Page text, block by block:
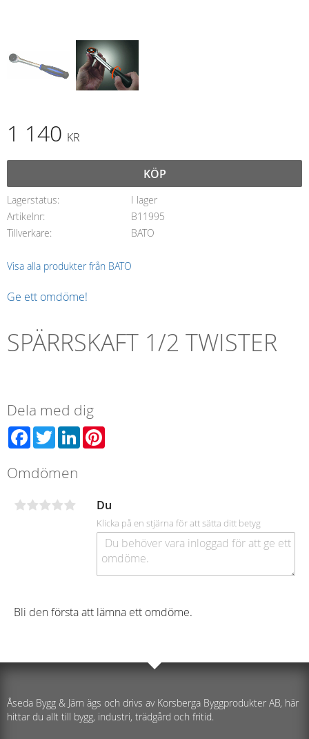
1 140 KR
KÖP
Lagerstatus
I lager
Artikelnr
B11995
Tillverkare
BATO
Visa alla produkter från BATO
Ge ett omdöme!
SPÄRRSKAFT 1/2 TWISTER
Dela med dig
Facebook
TwitterLinkedIn
Omdömen
Du
Klicka på en stjärna för att sätta ditt betyg
Bli den första att lämna ett omdöme.
Åseda Bygg & Järn ägs och drivs av Korsberga Byggprodukter AB, här
hittar du allt till bygg, industri, trädgård och fritid.